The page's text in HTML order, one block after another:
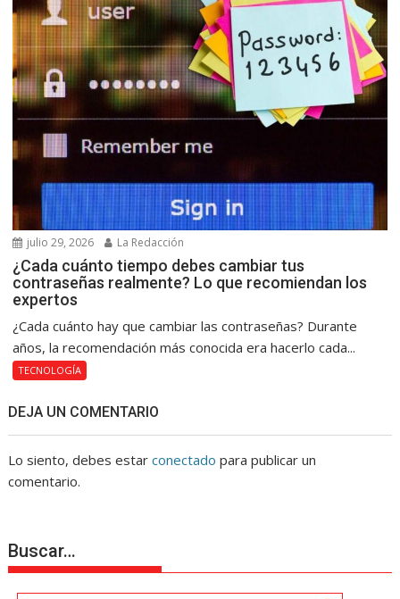
julio 29, 2026 La Redacción
¿Cada cuánto tiempo debes cambiar tus
contraseñas realmente? Lo que recomiendan los
expertos
¿Cada cuánto hay que cambiar las contraseñas? Durante
años, la recomendación más conocida era hacerlo cada...
TECNOLOGÍA
DEJA UN COMENTARIO
Lo siento, debes estarconectado para publicar un
comentario.
Buscar…